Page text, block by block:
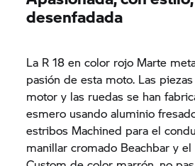
desenfadada
La R 18 en color rojo Marte
pasión de esta moto. Las
motor y las ruedas se han
esmero usando aluminio
estribos Machined para el
manillar cromado Beachbar y